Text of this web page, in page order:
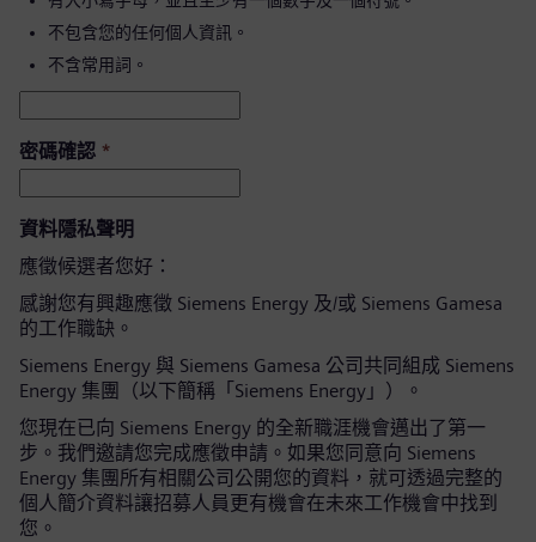
不包含您的任何個人資訊。
不含常用詞。
密碼確認 *
資料隱私聲明
應徵候選者您好：
感謝您有興趣應徵 Siemens Energy 及/或 Siemens Gamesa
的工作職缺。
Siemens Energy 與 Siemens Gamesa 公司共同組成 Siemens
Energy 集團（以下簡稱「Siemens Energy」）。
您現在已向 Siemens Energy 的全新職涯機會邁出了第一
步。我們邀請您完成應徵申請。如果您同意向 Siemens
Energy 集團所有相關公司公開您的資料，就可透過完整的
個人簡介資料讓招募人員更有機會在未來工作機會中找到
您。